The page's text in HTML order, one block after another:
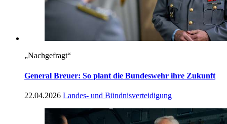
„Nachgefragt“
General Breuer: So plant die Bundeswehr ihre Zukunft
22.04.2026 Landes- und Bündnisverteidigung